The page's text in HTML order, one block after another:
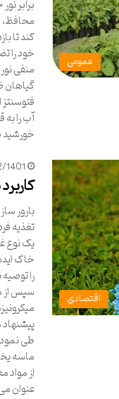
عمومی
برابر
محافظ،
کند تا
خود را
منفی
گیاهان
آب را به
خورشید
اقتصادی
1401
بارور
تغذیه
یک نوع
خاک
را
سپس از
طی
ماسه
از
عنوان